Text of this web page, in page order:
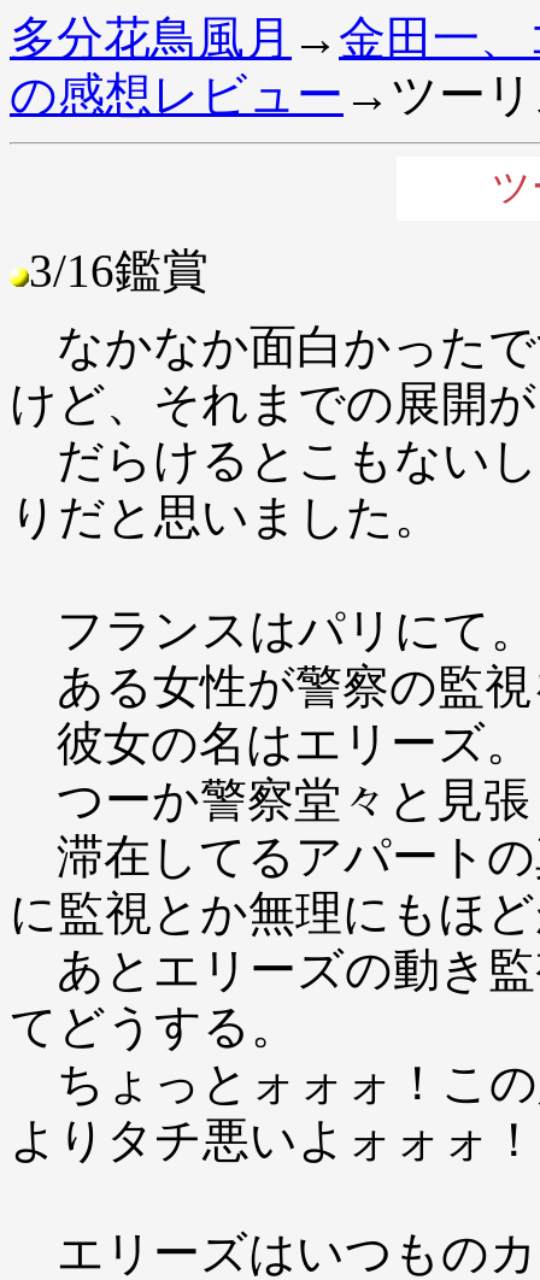
多分花鳥風月 → 金田一
の感想レビュー →ツー
3/16鑑賞
なかなか面白かった
けど、それまでの展開
だらけるとこもない
りだと思いました。
フランスはパリにて。
ある女性が警察の監
彼女の名はエリーズ。
つーか警察堂々と見張
滞在してるアパート
に監視とか無理にもほ
あとエリーズの動き
てどうする。
ちょっとォォォ！こ
よりタチ悪いよォォォ
エリーズはいつもの